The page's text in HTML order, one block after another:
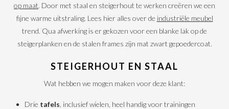
op maat. Door met staal en steigerhout te werken creëren we een
fijne warme uitstraling. Lees hier alles over de industriële meubel
trend. Qua afwerking is er gekozen voor een blanke lak op de
steigerplanken en de stalen frames zijn mat zwart gepoedercoat.
STEIGERHOUT EN STAAL
Wat hebben we mogen maken voor deze klant:
Drie tafels , inclusief wielen, heel handig voor trainingen